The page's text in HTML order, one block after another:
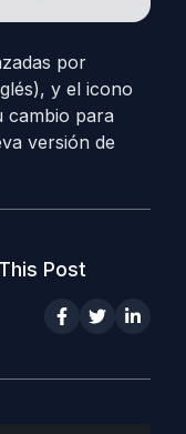
por
y el icono
cambio para
versión de
Post